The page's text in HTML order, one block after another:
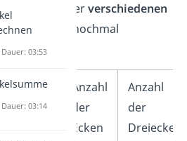
derverschiedenen
nochmal
Anzahl
der
Ecken
Anzahl
der
Dreiecke
03:53
03:14